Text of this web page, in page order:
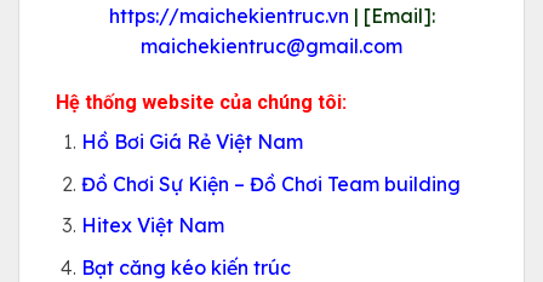
https://maichekientruc.vn | [Email]:
maichekientruc@gmail.com
Hệ thống website của chúng tôi:
Hồ Bơi Giá Rẻ Việt Nam
Đồ Chơi Sự Kiện – Đồ Chơi Team building
Hitex Việt Nam
Bạt căng kéo kiến trúc